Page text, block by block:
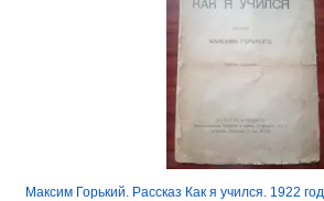
Максим Горький. Рассказ Как я учился. 1922 год